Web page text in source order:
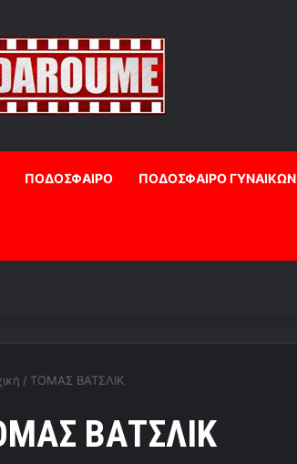
ΠΟΔΟΣΦΑΙΡΟ ΠΟΔΟΣΦΑΙΡΟ ΓΥΝΑΙΚΩΝ
/ ΤΟΜΑΣ ΒΑΤΣΛΙΚ
ΒΑΤΣΛΙΚ